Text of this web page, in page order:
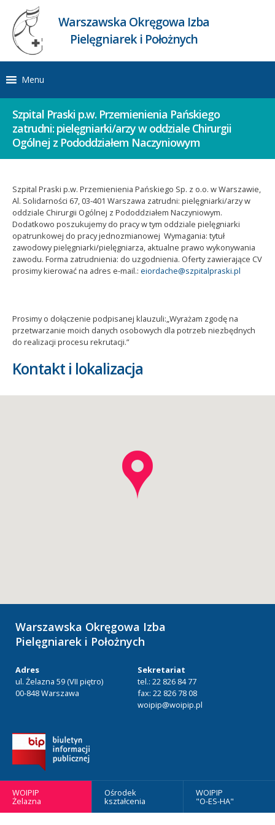
Warszawska Okręgowa Izba
Pielęgniarek i Położnych
Menu
Szpital Praski p.w. Przemienienia Pańskiego
zatrudni: pielęgniarki/arzy w oddziale Chirurgii
Ogólnej z Pododdziałem Naczyniowym
Szpital Praski p.w. Przemienienia Pańskiego Sp. z o.o. w Warszawie,
Al. Solidarności 67, 03-401 Warszawa zatrudni: pielęgniarki/arzy w
oddziale Chirurgii Ogólnej z Pododdziałem Naczyniowym.
Dodatkowo poszukujemy do pracy w tym oddziale pielęgniarki
opatrunkowej do pracy jednozmianowej Wymagania: tytuł
zawodowy pielęgniarki/pielęgniarza, aktualne prawo wykonywania
zawodu. Forma zatrudnienia: do uzgodnienia. Oferty zawierające CV
prosimy kierować na adres e-mail.: eiordache@szpitalpraski.pl
Prosimy o dołączenie podpisanej klauzuli:„Wyrażam zgodę na
przetwarzanie moich danych osobowych dla potrzeb niezbędnych
do realizacji procesu rekrutacji.”
Kontakt i lokalizacja
Warszawska Okręgowa Izba
Pielęgniarek i Położnych
Adres
ul. Żelazna 59 (VII piętro)
00-848 Warszawa
Sekretariat
tel.: 22 826 84 77
fax: 22 826 78 08
woipip@woipip.pl
WOIPIP
Żelazna
Ośrodek
kształcenia
WOIPIP
"O-ES-HA"